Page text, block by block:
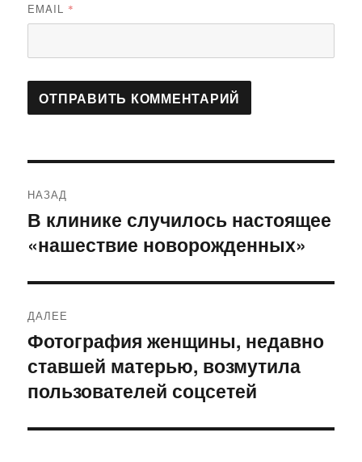
EMAIL *
по
записям
НАЗАД
Предыдущая
запись:
В клинике случилось настоящее
«нашествие новорожденных»
ДАЛЕЕ
Следующая
запись:
Фотография женщины, недавно
ставшей матерью, возмутила
пользователей соцсетей